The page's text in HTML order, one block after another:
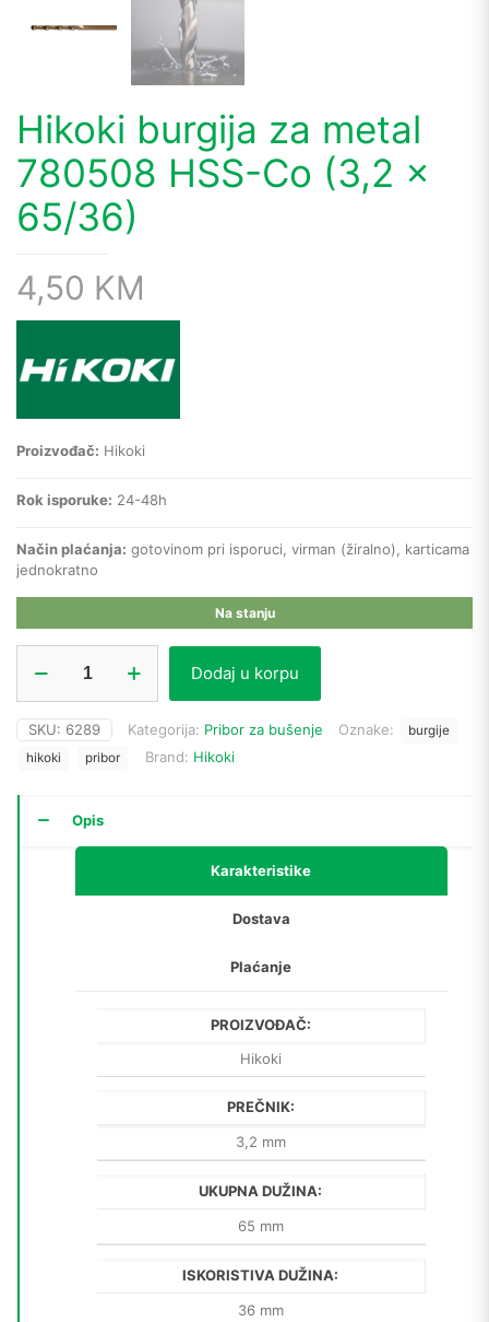
Hikoki burgija za metal
780508 HSS-Co (3,2 x
65/36)
4,50 KM
Proizvođač: Hikoki
Rok isporuke: 24-48h
Način plaćanja: gotovinom pri isporuci, virman (žiralno), karticama
jednokratno
Na stanju
burgija
metal
780508
HSS-
(3,2
Dodaj u korpu
SKU: 6289 Kategorija: Pribor za bušenje Oznake:
burgije
hikoki
pribor Brand: Hikoki
Opis
Karakteristike
Dostava
Plaćanje
PROIZVOĐAČ:
Hikoki
PREČNIK:
3,2 mm
UKUPNA DUŽINA:
65 mm
ISKORISTIVA DUŽINA:
36 mm